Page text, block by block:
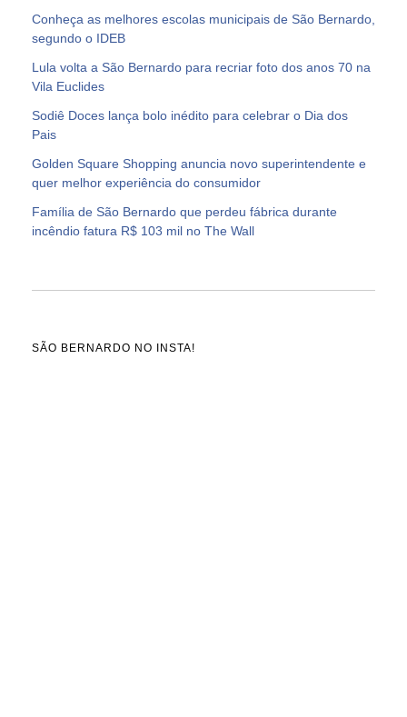
Conheça as melhores escolas municipais de São Bernardo,
segundo o IDEB
Lula volta a São Bernardo para recriar foto dos anos 70 na
Vila Euclides
Sodiê Doces lança bolo inédito para celebrar o Dia dos
Pais
Golden Square Shopping anuncia novo superintendente e
quer melhor experiência do consumidor
Família de São Bernardo que perdeu fábrica durante
incêndio fatura R$ 103 mil no The Wall
SÃO BERNARDO NO INSTA!